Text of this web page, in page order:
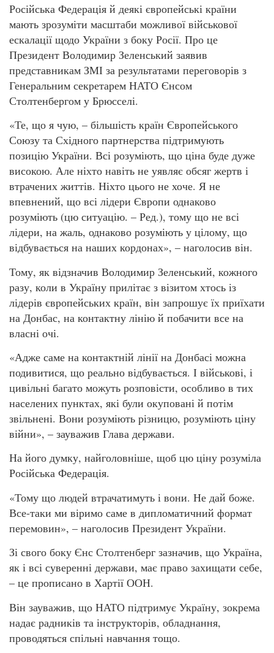
Російська Федерація й деякі європейські країни
мають зрозуміти масштаби можливої військової
ескалації щодо України з боку Росії. Про це
Президент Володимир Зеленський заявив
представникам ЗМІ за результатами переговорів з
Генеральним секретарем НАТО Єнсом
Столтенбергом у Брюсселі.
«Те, що я чую, – більшість країн Європейського
Союзу та Східного партнерства підтримують
позицію України. Всі розуміють, що ціна буде дуже
високою. Але ніхто навіть не уявляє обсяг жертв і
втрачених життів. Ніхто цього не хоче. Я не
впевнений, що всі лідери Європи однаково
розуміють (цю ситуацію. – Ред.), тому що не всі
лідери, на жаль, однаково розуміють у цілому, що
відбувається на наших кордонах», – наголосив він.
Тому, як відзначив Володимир Зеленський, кожного
разу, коли в Україну прилітає з візитом хтось із
лідерів європейських країн, він запрошує їх приїхати
на Донбас, на контактну лінію й побачити все на
власні очі.
«Адже саме на контактній лінії на Донбасі можна
подивитися, що реально відбувається. І військові, і
цивільні багато можуть розповісти, особливо в тих
населених пунктах, які були окуповані й потім
звільнені. Вони розуміють різницю, розуміють ціну
війни», – зауважив Глава держави.
На його думку, найголовніше, щоб цю ціну розуміла
Російська Федерація.
«Тому що людей втрачатимуть і вони. Не дай боже.
Все-таки ми віримо саме в дипломатичний формат
перемовин», – наголосив Президент України.
Зі свого боку Єнс Столтенберг зазначив, що Україна,
як і всі суверенні держави, має право захищати себе,
– це прописано в Хартії ООН.
Він зауважив, що НАТО підтримує Україну, зокрема
надає радників та інструкторів, обладнання,
проводяться спільні навчання тощо.